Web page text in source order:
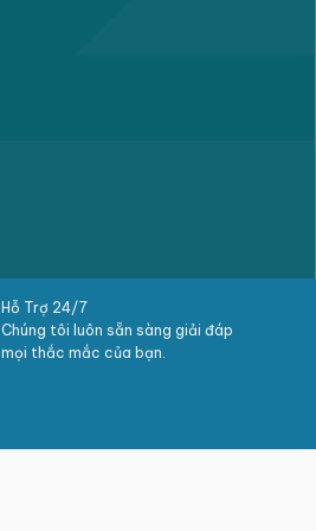
Hỗ Trợ 24/7
Chúng tôi luôn sẵn sàng giải đáp
mọi thắc mắc của bạn.